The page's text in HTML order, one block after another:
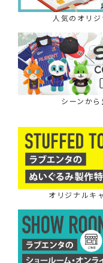
人気のオリ
シーンか
オリジナルキ